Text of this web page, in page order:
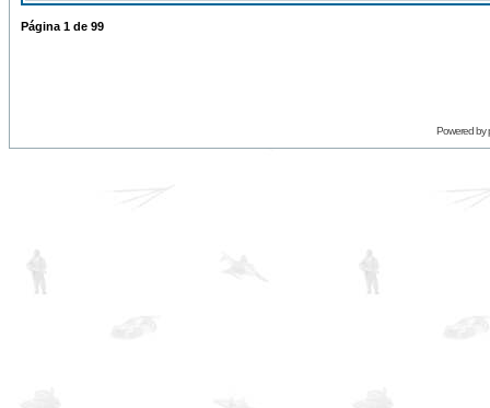
Página 1 de 99
Powered by